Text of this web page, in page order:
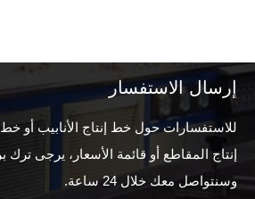
إرسال الاستفسار
للاستفسارات حول خط إنتاج الأنابيب أو خط
إنتاج المقاطع أو قائمة الأسعار، يرجى ترك
وسنتواصل معك خلال 24 ساعة.